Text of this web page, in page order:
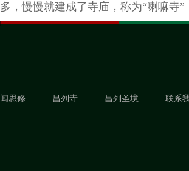
多，慢慢就建成了寺庙，称为“喇嘛寺
闻思修 昌列寺 昌列圣境 联系